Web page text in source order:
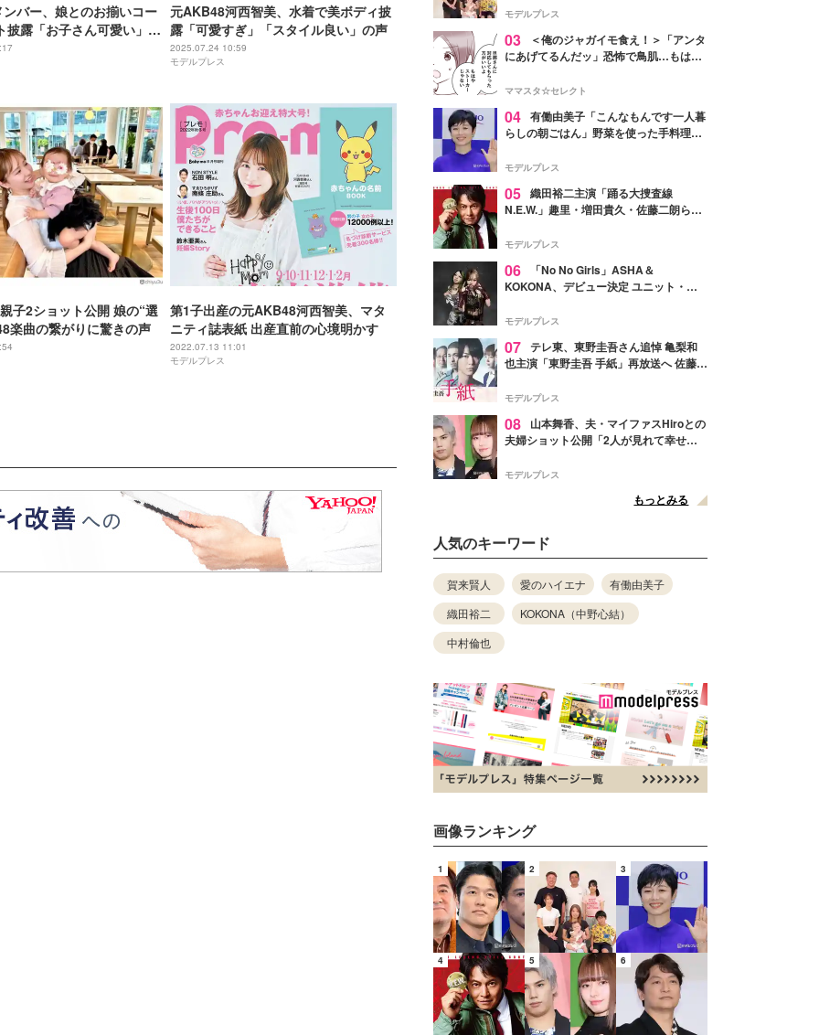
バー、娘とのお揃いコー
披露「お子さん可愛い」
」
元AKB48河西智美、水着で美ボディ披
露「可愛すぎ」「スタイル良い」の声
2025.07.24 10:59
モデルプレス
子2ショット公開 娘の“選
楽曲の繋がりに驚きの声
第1子出産の元AKB48河西智美、マタ
ニティ誌表紙 出産直前の心境明かす
2022.07.13 11:01
モデルプレス
よ！」
モデルプレス
03
＜俺のジャガイモ食え！＞「アンタ
にあげてるんだッ」恐怖で鳥肌…もはや
ママスタ☆セレクト
04 有働由美子「こんなもんです一人暮
らしの朝ごはん」野菜を使った手料理公
そう」と反響
モデルプレス
05 織田裕二主演「踊る大捜査線
N.E.W.」趣里・増田貴久・佐藤二朗ら新
徴する“謎のキーワード”も
モデルプレス
06
「No No Girls」ASHA＆
KOKONA、デビュー決定 ユニット・
リリースへ
モデルプレス
07 テレ東、東野圭吾さん追悼 亀梨和
也主演「東野圭吾 手紙」再放送へ 佐藤隆
モデルプレス
08
山本舞香、夫・マイファスHiroとの
夫婦ショット公開「2人が見れて幸せ」
モデルプレス
もっとみる
人気のキーワード
賀来賢人 愛のハイエナ
有働由美子
織田裕二
KOKONA（中野心結）
中村倫也
画像ランキング
1 2 3
4 5 6